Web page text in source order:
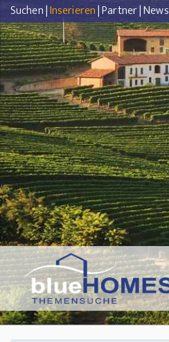
Suchen|Inserieren|Partner|News